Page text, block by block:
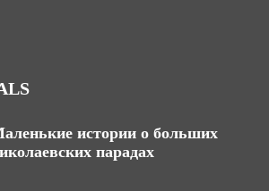
истории о больших
парадах